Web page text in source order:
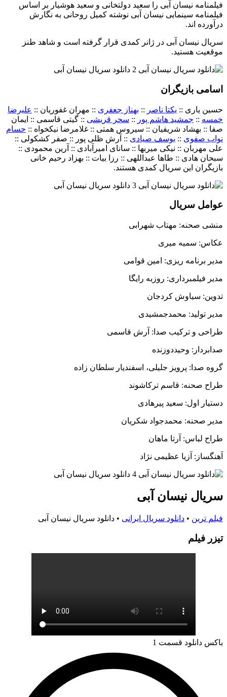
فیلمنامه نیسان آبی را سعید دولتخانی و سعید هوشیار بر اساس
فیلمنامه سینمایی نیسان آبی نوشته کمیل روحانی به نگارش
درآورده اند.
سریال نیسان آبی در ژانر کمدی قرار گرفته است و شاهد طنز
موقعیت هستید.
اسامی بازیگران
حسین یاری :: یکتا ناصر :: بهناز جعفری :: مهران غفوریان :: علیرضا
خمسه :: جمشید هاشم پور :: سحر قریشی :: گیتی قاسمی :: ایمان
صفا :: بهشاد شریفیان :: سیروس همتی :: غلامرضا نیکخواه :: حسام
نواب صفوی :: یوسف صیادی :: آرش ظلی پور :: صفر کشکولی ::
علی مهربان :: نیکی میربها :: سانای امیرآبادی :: آرین محمودی ::
سبحان هادی :: طاها عبداللهی :: رزا بیات :: بهزاد رحیم خانی
بازیگران این سریال کمدی هستند.
عوامل سریال
منشی صحنه: مهتاب شهرابی
عکاس: سمیه میری
مدیر برنامه ریزی: امین قوامی
مدیر فیلمبرداری: روزبه رایگا
تدوین: سیاوش کردجان
مدیر تولید: محمدجمشیدی
طراحی و ترکیب صدا: آرش قاسمی
صدابردار: وحیددوزنده
گروه صدا: پرویز جلیلی، اسفندیار سلطان زاده
طراح صحنه: قاسم ترکاشوند
دستیار اول: سعید پیرهادی
مدیر صحنه: محمدجواد شکریان
طراح لباس: آرتا ماهان
آهنگساز: آزیا عظیمی نژاد
سریال نیسان آبی
فیلم ترین • دانلود سریال ایرانی • دانلود سریال نیسان آبی
تيزر فيلم
باکس دانلود قسمت 1